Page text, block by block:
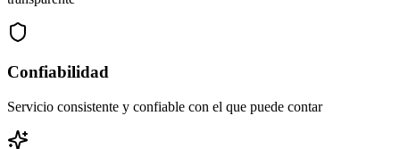
Confiabilidad
Servicio consistente y confiable con el que puede contar